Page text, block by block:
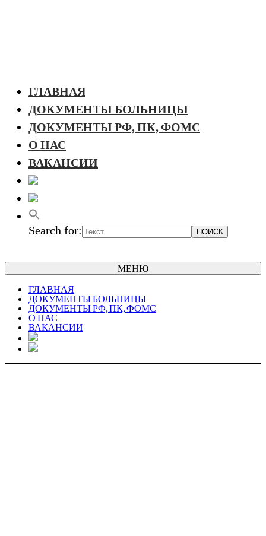
ГЛАВНАЯ
ДОКУМЕНТЫ БОЛЬНИЦЫ
ДОКУМЕНТЫ РФ, ПК, ФОМС
О НАС
ВАКАНСИИ
Search for:
МЕНЮ
ГЛАВНАЯ
ДОКУМЕНТЫ БОЛЬНИЦЫ
ДОКУМЕНТЫ РФ, ПК, ФОМС
О НАС
ВАКАНСИИ